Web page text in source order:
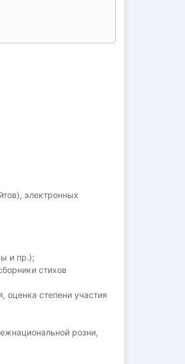
электронных
и пр.);
стихов
оценка степени участия
розни,